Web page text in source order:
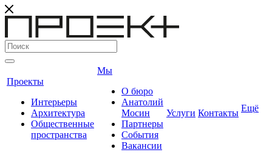
Проекты
Интерьеры
Архитектура
Общественные
пространства
Мы
О бюро
Анатолий
Мосин
Партнеры
События
Вакансии
Услуги Контакты Ещё